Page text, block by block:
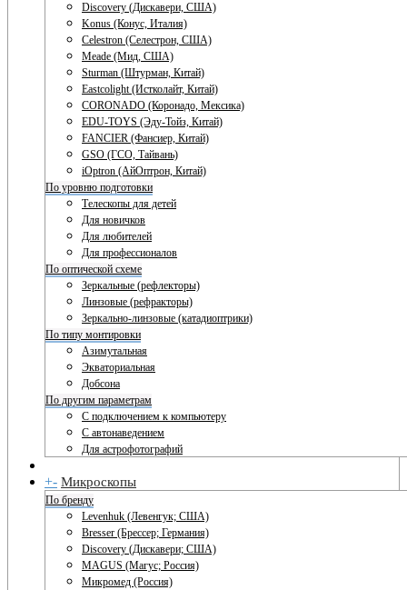
Discovery (Дискавери, США)
Konus (Конус, Италия)
Celestron (Селестрон, США)
Meade (Мид, США)
Sturman (Штурман, Китай)
Eastcolight (Истколайт, Китай)
CORONADO (Коронадо, Мексика)
EDU-TOYS (Эду-Тойз, Китай)
FANCIER (Фансиер, Китай)
GSO (ГСО, Тайвань)
iOptron (АйОптрон, Китай)
По уровню подготовки
Телескопы для детей
Для новичков
Для любителей
Для профессионалов
По оптической схеме
Зеркальные (рефлекторы)
Линзовые (рефракторы)
Зеркально-линзовые (катадиоптрики)
По типу монтировки
Азимутальная
Экваториальная
Добсона
По другим параметрам
С подключением к компьютеру
С автонаведением
Для астрофотографий
+- Микроскопы
По бренду
Levenhuk (Левенгук; США)
Bresser (Брессер; Германия)
Discovery (Дискавери; США)
MAGUS (Магус; Россия)
Микромед (Россия)